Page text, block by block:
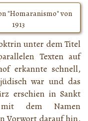
"Homaranismo" von
1913
unter dem Titel
Texten auf
erkannte schnell,
war und das
erschien in Sankt
mit dem Namen
Vorwort darauf hin,